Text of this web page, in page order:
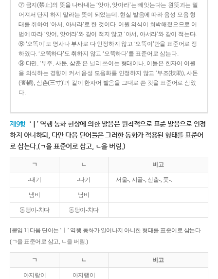
⑦ 금지(禁止)의 뜻을 나타내는 ‘앗아, 앗아라’는 빼앗는다는 원뜻과는 멀
어져서 단지 하지 말라는 뜻이 되었는데, 현실 발음에 따라 음성 모음 형
태를 취하여 ‘아서, 아서라’로 한 것이다. 어원 의식이 희박해졌으므로 어
법에 따라 ‘앗어, 앗어라’와 같이 적지 않고 ‘아서, 아서라’와 같이 적는다.
⑧ ‘오똑이’도 명사나 부사로 다 인정하지 않고 ‘오뚝이’만을 표준어로 정
하였다. ‘오똑하다’도 취하지 않고 ‘오뚝하다’를 표준어로 삼는다.
⑨ 다만, ‘부주, 사둔, 삼춘’은 널리 쓰이는 형태이나, 이들은 한자어 어원
을 의식하는 경향이 커서 음성 모음화를 인정하지 않고 ‘부조(扶助), 사돈
(査頓), 삼촌(三寸)’과 같이 한자어 발음을 그대로 쓴 것을 표준어로 삼았
다.
제9항 ‘ㅣ’ 역행 동화 현상에 의한 발음은 원칙적으로 표준 발음으로 인정
하지 아니하되, 다만 다음 단어들은 그러한 동화가 적용된 형태를 표준어
로 삼는다.(ㄱ을 표준어로 삼고, ㄴ을 버림.)
ㄱ ㄴ 비고
-내기 -나기 서울-, 시골-, 신출-, 풋-.
냄비 남비
동댕이-치다 동당이-치다
[붙임 1] 다음 단어는 ‘ㅣ’ 역행 동화가 일어나지 아니한 형태를 표준어로 삼는다.
(ㄱ을 표준어로 삼고, ㄴ을 버림.)
ㄱ ㄴ 비고
아지랑이 아지랭이